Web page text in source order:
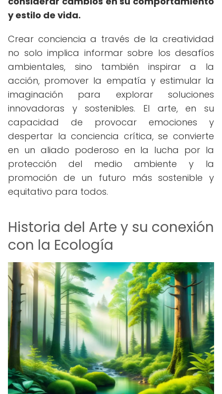
y estilo de vida.
Crear conciencia a través de la creatividad
no solo implica informar sobre los desafíos
ambientales, sino también inspirar a la
acción, promover la empatía y estimular la
imaginación para explorar soluciones
innovadoras y sostenibles. El arte, en su
capacidad de provocar emociones y
despertar la conciencia crítica, se convierte
en un aliado poderoso en la lucha por la
protección del medio ambiente y la
promoción de un futuro más sostenible y
equitativo para todos.
Historia del Arte y su conexión
con la Ecología